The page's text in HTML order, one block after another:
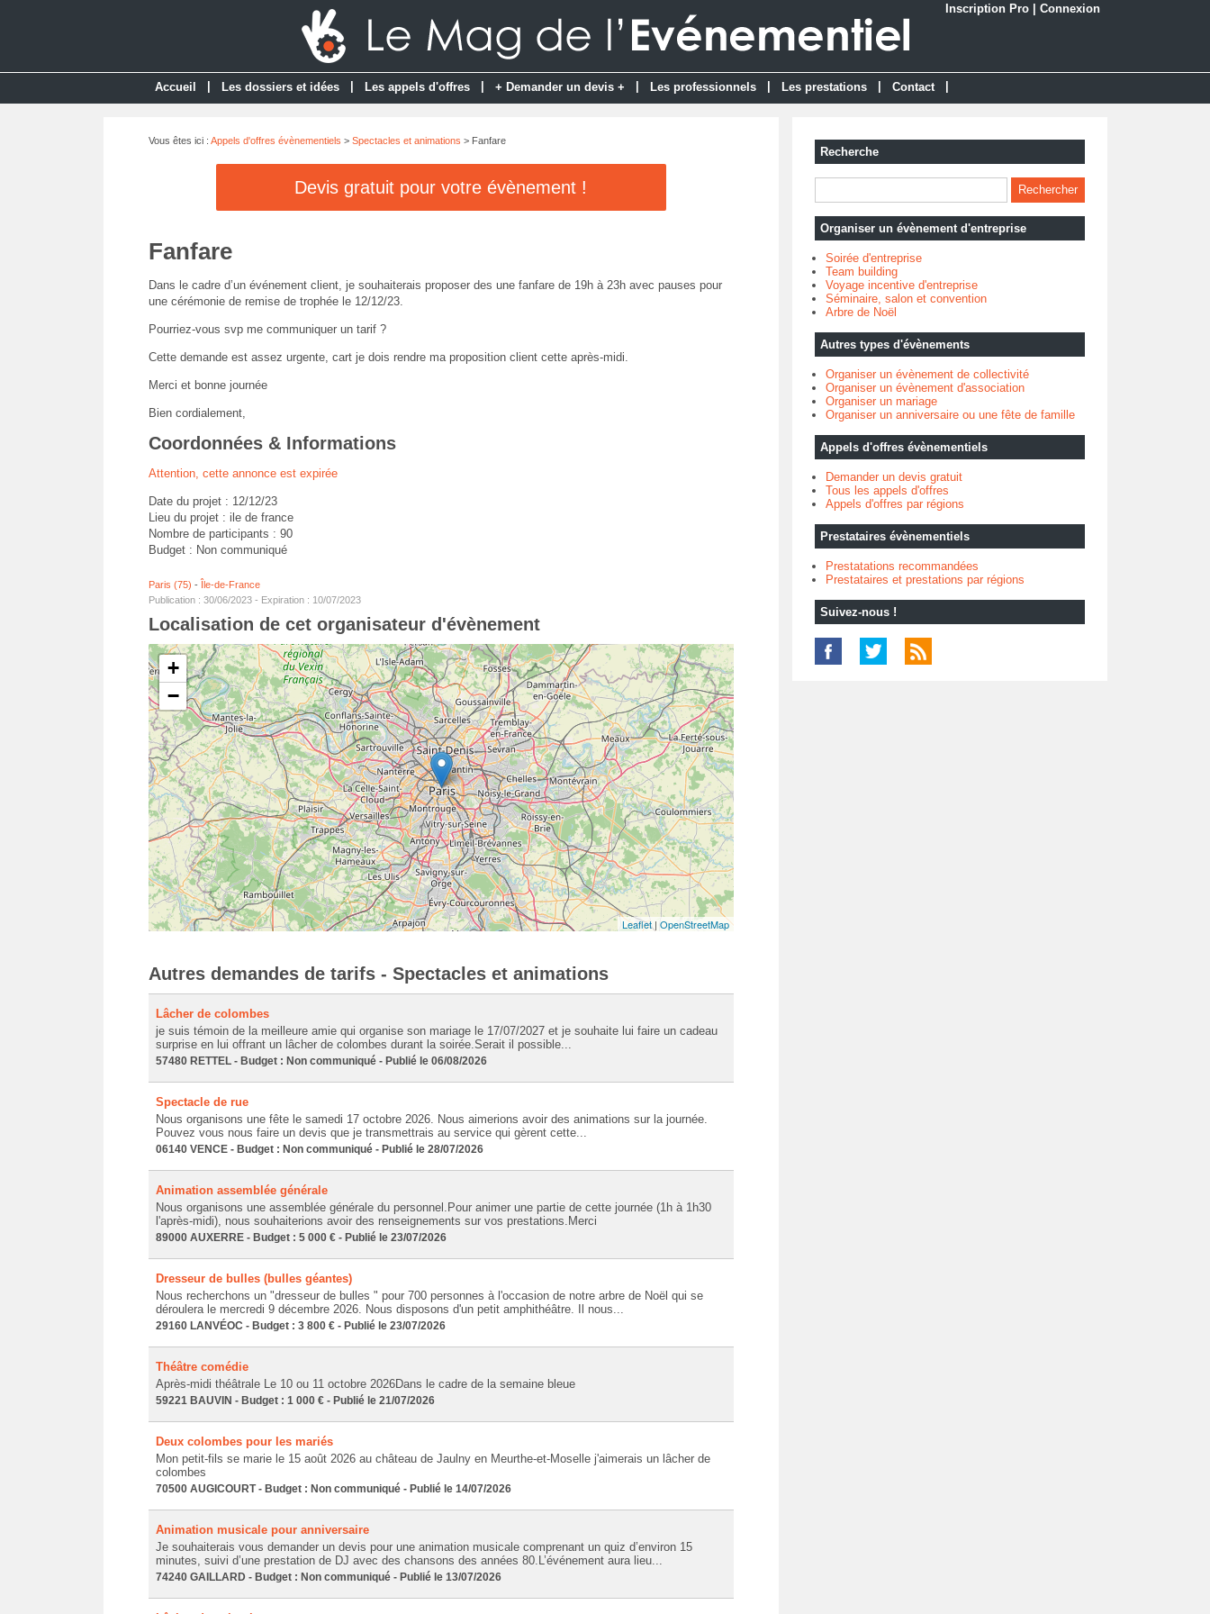
Inscription Pro Connexion
Accueil Les dossiers et idées Les appels d'offres + Demander un devis + Les professionnels Les prestations Contact
Vous êtes ici : Appels d'offres évènementiels > Spectacles et animations > Fanfare
Devis gratuit pour votre évènement !
Fanfare
Dans le cadre d’un événement client, je souhaiterais proposer des une fanfare de 19h à 23h avec pauses pour
une cérémonie de remise de trophée le 12/12/23.
Pourriez-vous svp me communiquer un tarif ?
Cette demande est assez urgente, cart je dois rendre ma proposition client cette après-midi.
Merci et bonne journée
Bien cordialement,
Coordonnées & Informations
Attention, cette annonce est expirée
Date du projet : 12/12/23
Lieu du projet : ile de france
Nombre de participants : 90
Budget : Non communiqué
Paris (75) - Île-de-France
Publication : 30/06/2023 - Expiration : 10/07/2023
Localisation de cet organisateur d'évènement
+
−
Leaflet| OpenStreetMap
Autres demandes de tarifs - Spectacles et animations
Lâcher de colombes
je suis témoin de la meilleure amie qui organise son mariage le 17/07/2027 et je souhaite lui faire un cadeau
surprise en lui offrant un lâcher de colombes durant la soirée.Serait il possible...
57480 RETTEL - Budget : Non communiqué - Publié le 06/08/2026
Spectacle de rue
Nous organisons une fête le samedi 17 octobre 2026. Nous aimerions avoir des animations sur la journée.
Pouvez vous nous faire un devis que je transmettrais au service qui gèrent cette...
06140 VENCE - Budget : Non communiqué - Publié le 28/07/2026
Animation assemblée générale
Nous organisons une assemblée générale du personnel.Pour animer une partie de cette journée (1h à 1h30
l'après-midi), nous souhaiterions avoir des renseignements sur vos prestations.Merci
89000 AUXERRE - Budget : 5 000 € - Publié le 23/07/2026
Dresseur de bulles (bulles géantes)
Nous recherchons un "dresseur de bulles " pour 700 personnes à l'occasion de notre arbre de Noël qui se
déroulera le mercredi 9 décembre 2026. Nous disposons d'un petit amphithéâtre. Il nous...
29160 LANVÉOC - Budget : 3 800 € - Publié le 23/07/2026
Théâtre comédie
Après-midi théâtrale Le 10 ou 11 octobre 2026Dans le cadre de la semaine bleue
59221 BAUVIN - Budget : 1 000 € - Publié le 21/07/2026
Deux colombes pour les mariés
Mon petit-fils se marie le 15 août 2026 au château de Jaulny en Meurthe-et-Moselle j'aimerais un lâcher de
colombes
70500 AUGICOURT - Budget : Non communiqué - Publié le 14/07/2026
Animation musicale pour anniversaire
Je souhaiterais vous demander un devis pour une animation musicale comprenant un quiz d’environ 15
minutes, suivi d’une prestation de DJ avec des chansons des années 80.L’événement aura lieu...
74240 GAILLARD - Budget : Non communiqué - Publié le 13/07/2026
Recherche
Organiser un évènement d'entreprise
Soirée d'entreprise
Team building
Voyage incentive d'entreprise
Séminaire, salon et convention
Arbre de Noël
Autres types d'évènements
Organiser un évènement de collectivité
Organiser un évènement d'association
Organiser un mariage
Organiser un anniversaire ou une fête de famille
Appels d'offres évènementiels
Demander un devis gratuit
Tous les appels d'offres
Appels d'offres par régions
Prestataires évènementiels
Prestatations recommandées
Prestataires et prestations par régions
Suivez-nous !